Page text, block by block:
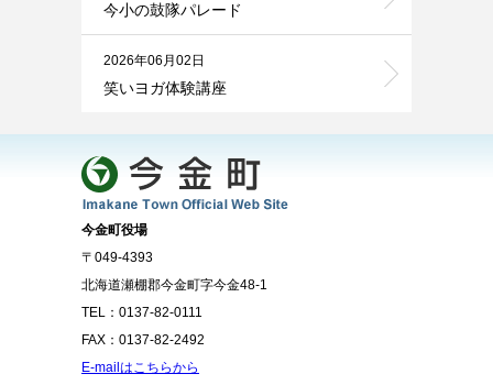
今小の鼓隊パレード
2026年06月02日
笑いヨガ体験講座
今金町役場
〒049-4393
北海道瀬棚郡今金町字今金48-1
TEL：0137-82-0111
FAX：0137-82-2492
E-mailはこちらから